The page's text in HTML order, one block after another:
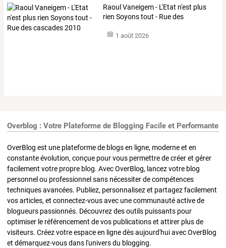
Raoul Vaneigem- L'Etat n'est plus
rien Soyonstout - Ruedes
1 août 2026
Overblog : Votre Plateforme de Blogging Facile et Performante
OverBlog est une plateforme de blogs en ligne, moderne et en
constante évolution, conçue pour vous permettre de créer et gérer
facilement votre propre blog. Avec OverBlog, lancez votre blog
personnel ou professionnel sans nécessiter de compétences
techniques avancées. Publiez, personnalisez et partagez facilement
vos articles, et connectez-vous avec une communauté active de
blogueurs passionnés. Découvrez des outils puissants pour
optimiser le référencement de vos publications et attirer plus de
visiteurs. Créez votre espace en ligne dès aujourd'hui avec OverBlog
et démarquez-vous dans l'univers du blogging.